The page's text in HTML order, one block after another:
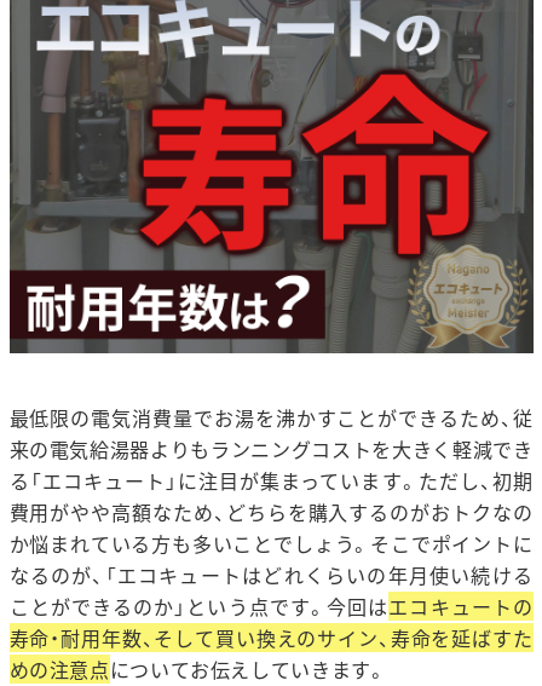
最低限の電気消費量でお湯を沸かすことができるため、従
来の電気給湯器よりもランニングコストを大きく軽減でき
る「エコキュート」に注目が集まっています。ただし、初期
費用がやや高額なため、どちらを購入するのがおトクなの
か悩まれている方も多いことでしょう。そこでポイントに
なるのが、「エコキュートはどれくらいの年月使い続ける
ことができるのか」という点です。今回はエコキュートの
寿命・耐用年数、そして買い換えのサイン、寿命を延ばすた
めの注意点についてお伝えしていきます。